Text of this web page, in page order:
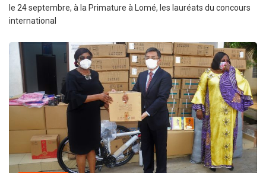
le 24 septembre, à la Primature à Lomé, les lauréats du concours
international